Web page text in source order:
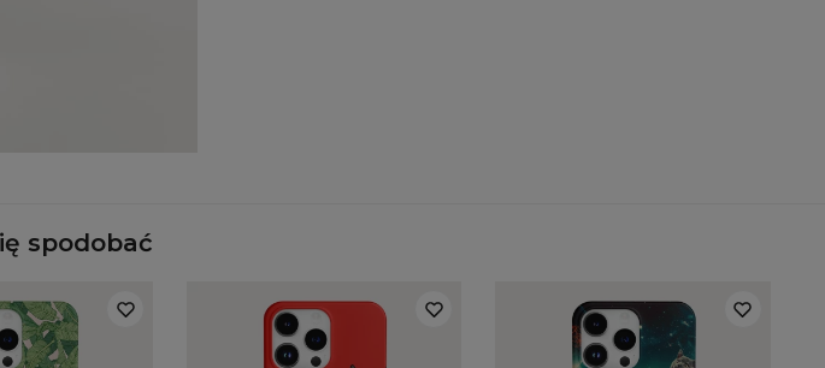
spodobać